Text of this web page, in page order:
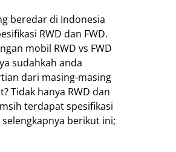
beredar di Indonesia
RWD dan FWD.
mobil RWD vs FWD
sudahkah anda
dari masing-masing
Tidak hanya RWD dan
terdapat spesifikasi
selengkapnya berikut ini;